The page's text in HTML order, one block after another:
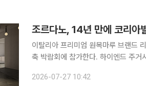
조르다노, 14년 만에 코리
이탈리아 프리미엄 원목마루 브랜
축 박람회에 참가한다. 하이엔드 주거
달 5일부터 8일까지 서울 코엑스에
2026-07-27 10:42